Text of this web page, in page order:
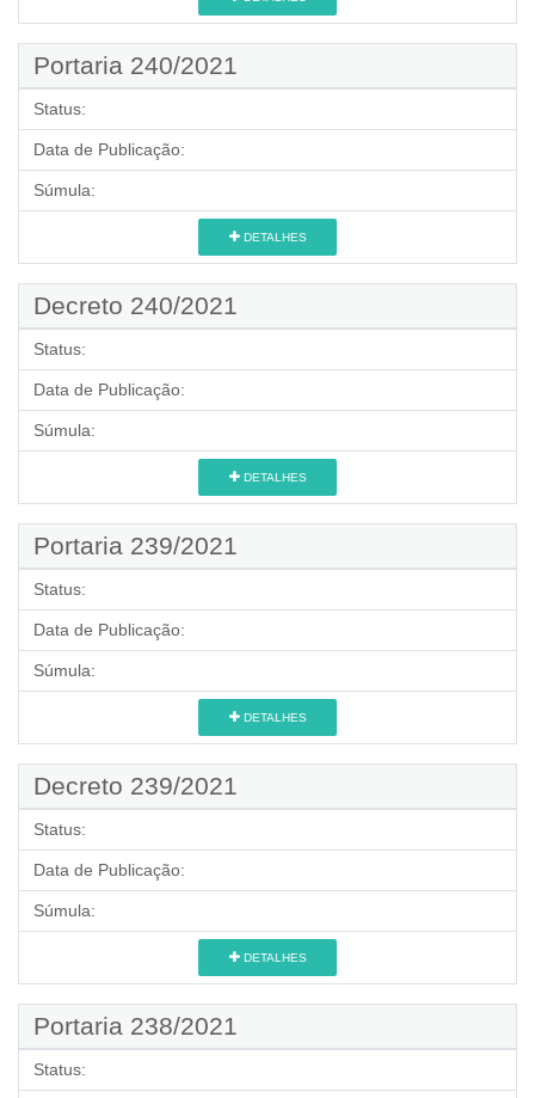
Portaria 240/2021
Status:
Data de Publicação:
Súmula:
DETALHES
Decreto 240/2021
Status:
Data de Publicação:
Súmula:
DETALHES
Portaria 239/2021
Status:
Data de Publicação:
Súmula:
DETALHES
Decreto 239/2021
Status:
Data de Publicação:
Súmula:
DETALHES
Portaria 238/2021
Status: